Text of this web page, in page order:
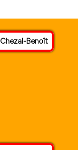
Chezal-Benoît